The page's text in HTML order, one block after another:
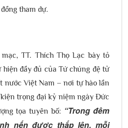
tham dự.
TT. Thích Thọ Lạc bày tỏ
đầy đủ của Tứ chúng đệ tử
nước Việt Nam – nơi tự hào lần
trọng đại kỷ niệm ngày Đức
tọa tuyên bố: “Trong đêm
nến được thắp lên, mỗi